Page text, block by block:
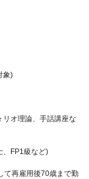
象)
オ理論、手話講座な
、FP1級など)
再雇用後70歳まで勤